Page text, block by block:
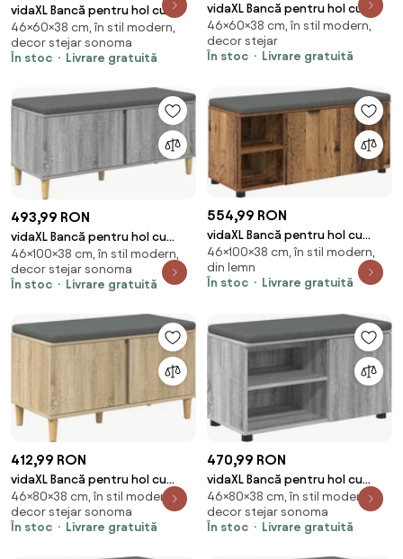
vidaXL Bancă pentru hol cu
pernă cu ușă Stejar Sonoma 60
x 38 x 46 cm
46×60×38 cm, în stil modern,
decor stejar sonoma
În stoc
Livrare gratuită
vidaXL Bancă pentru hol cu
pernă Stejar Artizanal 60 x 38 x
46 cm
46×60×38 cm, în stil modern,
decor stejar
În stoc
Livrare gratuită
493,99 RON
vidaXL Bancă pentru hol cu
pernă cu ușă Sonoma gri 100 x
38 x 46 cm
46×100×38 cm, în stil modern,
decor stejar sonoma
În stoc
Livrare gratuită
554,99 RON
vidaXL Bancă pentru hol cu
pernă cu raft Lemn vechi 100 x
38 x 46 cm
46×100×38 cm, în stil modern,
din lemn
În stoc
Livrare gratuită
412,99 RON
vidaXL Bancă pentru hol cu
pernă cu ușă Stejar Sonoma 80
x 38 x 46 cm
46×80×38 cm, în stil modern,
decor stejar sonoma
În stoc
Livrare gratuită
470,99 RON
vidaXL Bancă pentru hol cu
pernă cu raft Sonoma gri 80 x
38 x 46 cm
46×80×38 cm, în stil modern,
decor stejar sonoma
În stoc
Livrare gratuită